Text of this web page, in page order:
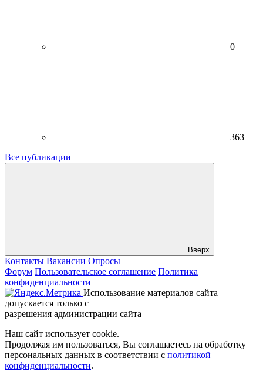
0
363
Все публикации
Вверх
Контакты Вакансии Опросы
Форум Пользовательское соглашение Политика
конфиденциальности
Использование материалов сайта
допускается только с
разрешения администрации сайта
Наш сайт использует cookie.
Продолжая им пользоваться, Вы соглашаетесь на обработку
персональных данных в соответствии с политикой
конфиденциальности.